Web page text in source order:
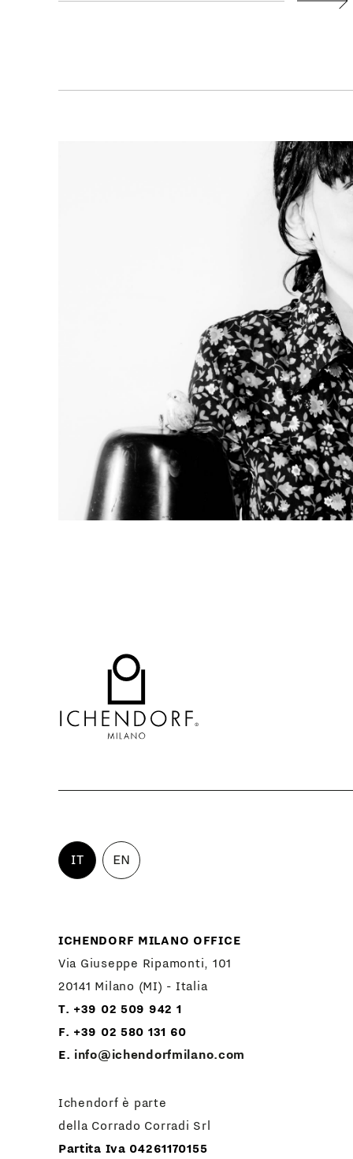
IT EN
ICHENDORF MILANO OFFICE
Via Giuseppe Ripamonti, 101
20141 Milano (MI) - Italia
T. +39 02 509 942 1
F. +39 02 580 131 60
E. info@ichendorfmilano.com
Ichendorf è parte
della Corrado Corradi Srl
Partita Iva 04261170155